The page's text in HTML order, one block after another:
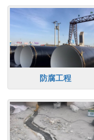
防腐工程